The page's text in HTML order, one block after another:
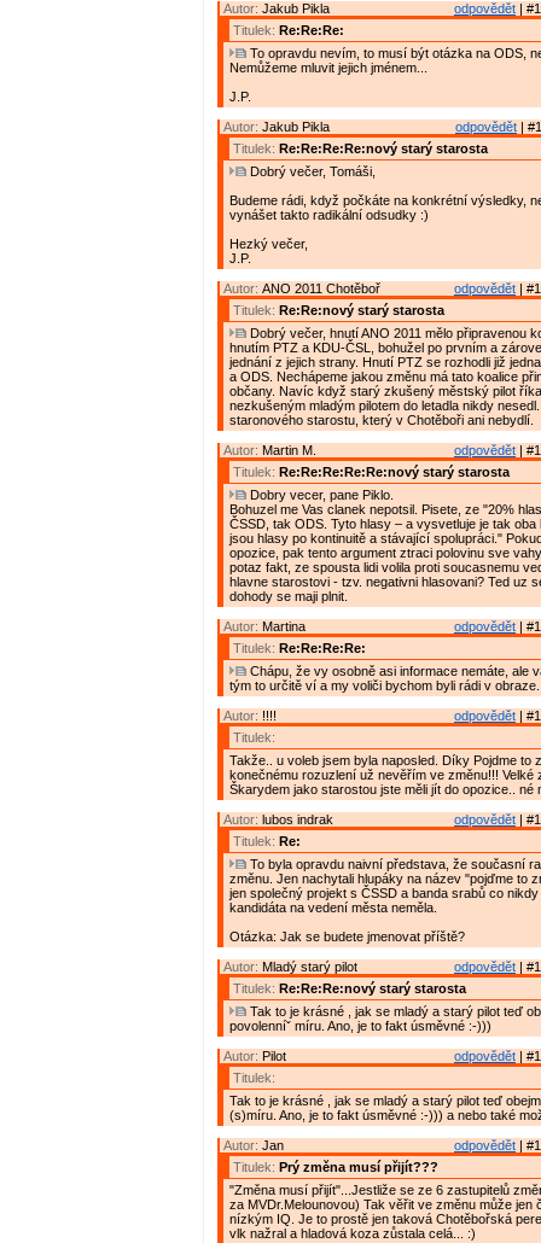
odpovědět |
Autor: Jakub Pikla
Titulek: Re:Re:Re:
To opravdu nevím, to musí být otázka na ODS,
Nemůžeme mluvit jejich jménem...
J.P.
odpovědět |
Autor: Jakub Pikla
Titulek: Re:Re:Re:Re:nový starý starosta
Dobrý večer, Tomáši,
Budeme rádi, když počkáte na konkrétní výsledky,
vynášet takto radikální odsudky :)
Hezký večer,
J.P.
odpovědět |
Autor: ANO 2011 Chotěboř
Titulek: Re:Re:nový starý starosta
Dobrý večer, hnutí ANO 2011 mělo připravenou
hnutím PTZ a KDU-ČSL, bohužel po prvním a
jednání z jejich strany. Hnutí PTZ se rozhodli již
a ODS. Nechápeme jakou změnu má tato koalice
občany. Navíc když starý zkušený městský pilot
nezkušeným mladým pilotem do letadla nikdy
staronového starostu, který v Chotěboři ani nebydlí.
odpovědět |
Autor: Martin M.
Titulek: Re:Re:Re:Re:Re:nový starý starosta
Dobry vecer, pane Piklo.
Bohuzel me Vas clanek nepotsil. Pisete, ze "20%
ČSSD, tak ODS. Tyto hlasy – a vysvetluje je tak oba
jsou hlasy po kontinuitě a stávající spolupráci."
opozice, pak tento argument ztraci polovinu sve
potaz fakt, ze spousta lidi volila proti soucasnemu
hlavne starostovi - tzv. negativni hlasovani? Ted uz
dohody se maji plnit.
odpovědět |
Autor: Martina
Titulek: Re:Re:Re:Re:
Chápu, že vy osobně asi informace nemáte, ale
tým to určitě ví a my voliči bychom byli rádi v obraze.
odpovědět |
Autor: !!!!
Titulek:
Takže.. u voleb jsem byla naposled. Díky Pojdme to
konečnému rozuzlení už nevěřím ve změnu!!! Velké
Škarydem jako starostou jste měli jít do opozice.. né
odpovědět |
Autor: lubos indrak
Titulek: Re:
To byla opravdu naivní představa, že současní
změnu. Jen nachytali hlupáky na název "pojďme to
jen společný projekt s ČSSD a banda srabů co
kandidáta na vedení města neměla.
Otázka: Jak se budete jmenovat příště?
odpovědět |
Autor: Mladý starý pilot
Titulek: Re:Re:Re:nový starý starosta
Tak to je krásné , jak se mladý a starý pilot teď
povolenníˇ míru. Ano, je to fakt úsměvné :-)))
odpovědět |
Autor: Pilot
Titulek:
Tak to je krásné , jak se mladý a starý pilot teď
(s)míru. Ano, je to fakt úsměvné :-))) a nebo také
odpovědět |
Autor: Jan
Titulek: Prý změna musí přijít???
"Změna musí přijít"...Jestliže se ze 6 zastupitelů
za MVDr.Melounovou) Tak věřit ve změnu může jen
nízkým IQ. Je to prostě jen taková Chotěbořská
vlk nažral a hladová koza zůstala celá... :)